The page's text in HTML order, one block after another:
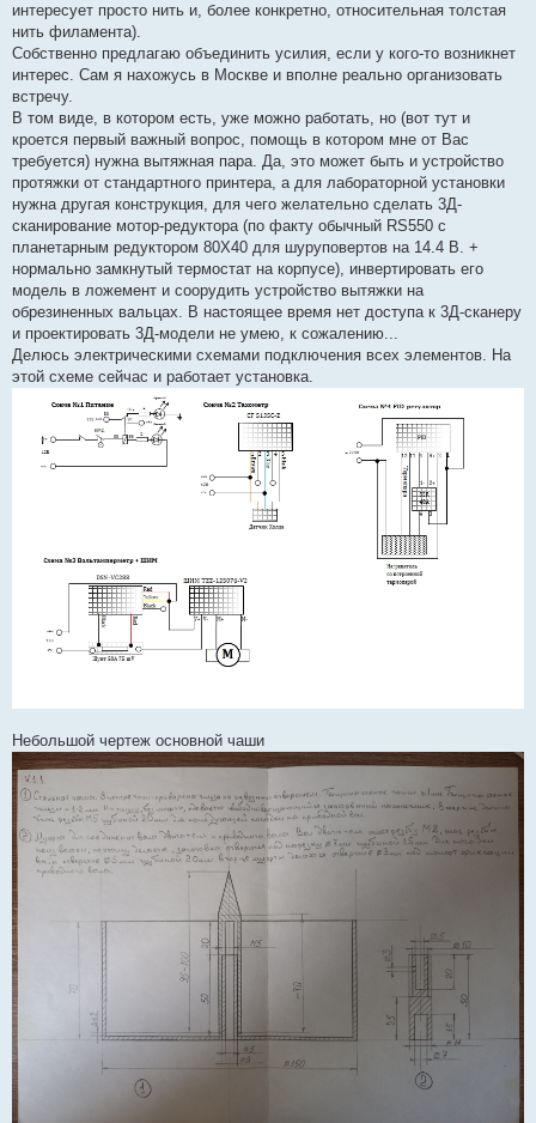
интересует просто нить и, более конкретно, относительная толстая
нить филамента).
Собственно предлагаю объединить усилия, если у кого-то возникнет
интерес. Сам я нахожусь в Москве и вполне реально организовать
встречу.
В том виде, в котором есть, уже можно работать, но (вот тут и
кроется первый важный вопрос, помощь в котором мне от Вас
требуется) нужна вытяжная пара. Да, это может быть и устройство
протяжки от стандартного принтера, а для лабораторной установки
нужна другая конструкция, для чего желательно сделать 3Д-
сканирование мотор-редуктора (по факту обычный RS550 с
планетарным редуктором 80Х40 для шуруповертов на 14.4 В. +
нормально замкнутый термостат на корпусе), инвертировать его
модель в ложемент и соорудить устройство вытяжки на
обрезиненных вальцах. В настоящее время нет доступа к 3Д-сканеру
и проектировать 3Д-модели не умею, к сожалению...
Делюсь электрическими схемами подключения всех элементов. На
этой схеме сейчас и работает установка.
Небольшой чертеж основной чаши